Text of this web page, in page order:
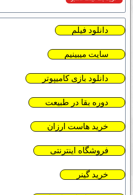
دانلود فیلم
سایت میبینیم
دانلود بازی کامیپوتر
دوره بقا در طبیعت
خرید هاست ارزان
فروشگاه اینترنتی
خرید گینر